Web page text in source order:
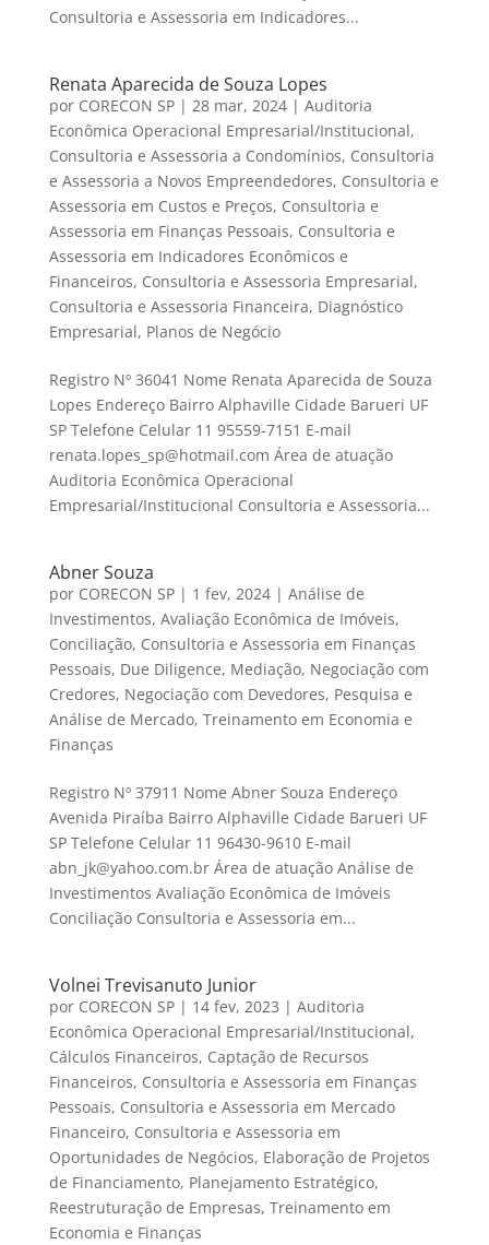
Consultoria e Assessoria em Indicadores...
Renata Aparecida de Souza Lopes
por CORECON SP| 28 mar, 2024| Auditoria
Econômica Operacional Empresarial/Institucional,
Consultoria e Assessoria a Condomínios, Consultoria
e Assessoria a Novos Empreendedores, Consultoria e
Assessoria em Custos e Preços, Consultoria e
Assessoria em Finanças Pessoais, Consultoria e
Assessoria em Indicadores Econômicos e
Financeiros, Consultoria e Assessoria Empresarial,
Consultoria e Assessoria Financeira, Diagnóstico
Empresarial, Planos de Negócio
Registro Nº 36041 Nome Renata Aparecida de Souza
Lopes Endereço Bairro Alphaville Cidade Barueri UF
SP Telefone Celular 11 95559-7151 E-mail
renata.lopes_sp@hotmail.com Área de atuação
Auditoria Econômica Operacional
Empresarial/Institucional Consultoria e Assessoria...
Abner Souza
por CORECON SP| 1 fev, 2024| Análise de
Investimentos, Avaliação Econômica de Imóveis,
Conciliação, Consultoria e Assessoria em Finanças
Pessoais, Due Diligence, Mediação, Negociação com
Credores, Negociação com Devedores, Pesquisa e
Análise de Mercado, Treinamento em Economia e
Finanças
Registro Nº 37911 Nome Abner Souza Endereço
Avenida Piraíba Bairro Alphaville Cidade Barueri UF
SP Telefone Celular 11 96430-9610 E-mail
abn_jk@yahoo.com.br Área de atuação Análise de
Investimentos Avaliação Econômica de Imóveis
Conciliação Consultoria e Assessoria em...
Volnei Trevisanuto Junior
por CORECON SP| 14 fev, 2023 | Auditoria
Econômica Operacional Empresarial/Institucional,
Cálculos Financeiros, Captação de Recursos
Financeiros, Consultoria e Assessoria em Finanças
Pessoais, Consultoria e Assessoria em Mercado
Financeiro, Consultoria e Assessoria em
Oportunidades de Negócios, Elaboração de Projetos
de Financiamento, Planejamento Estratégico,
Reestruturação de Empresas, Treinamento em
Economia e Finanças